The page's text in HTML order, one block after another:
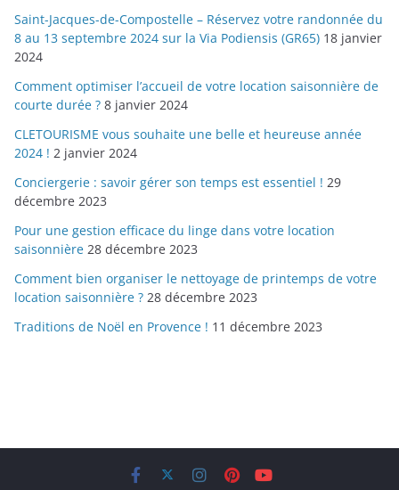
Saint-Jacques-de-Compostelle – Réservez votre randonnée du
8 au 13 septembre 2024 sur la Via Podiensis (GR65) 18 janvier
2024
Comment optimiser l’accueil de votre location saisonnière de
courte durée ? 8 janvier 2024
CLETOURISME vous souhaite une belle et heureuse année
2024 ! 2 janvier 2024
Conciergerie : savoir gérer son temps est essentiel ! 29
décembre 2023
Pour une gestion efficace du linge dans votre location
saisonnière 28 décembre 2023
Comment bien organiser le nettoyage de printemps de votre
location saisonnière ? 28 décembre 2023
Traditions de Noël en Provence ! 11 décembre 2023